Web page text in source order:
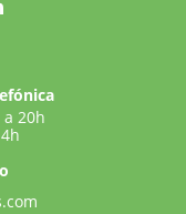
20h